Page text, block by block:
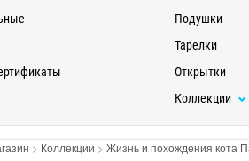
Подушки
Тарелки
Открытки
Коллекции
> Коллекции > Жизнь и похождения кота